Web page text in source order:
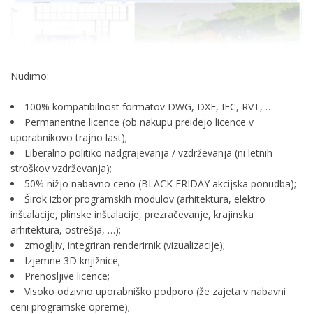
Nudimo:
100% kompatibilnost formatov DWG, DXF, IFC, RVT, …
Permanentne licence (ob nakupu preidejo licence v
uporabnikovo trajno last);
Liberalno politiko nadgrajevanja / vzdrževanja (ni letnih
stroškov vzdrževanja);
50% nižjo nabavno ceno (BLACK FRIDAY akcijska ponudba);
Širok izbor programskih modulov (arhitektura, elektro
inštalacije, plinske inštalacije, prezračevanje, krajinska
arhitektura, ostrešja, …);
zmogljiv, integriran renderirnik (vizualizacije);
Izjemne 3D knjižnice;
Prenosljive licence;
Visoko odzivno uporabniško podporo (že zajeta v nabavni
ceni programske opreme);